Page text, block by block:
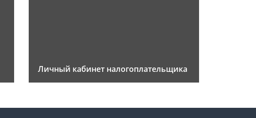
Личный кабинет налогоплательщика